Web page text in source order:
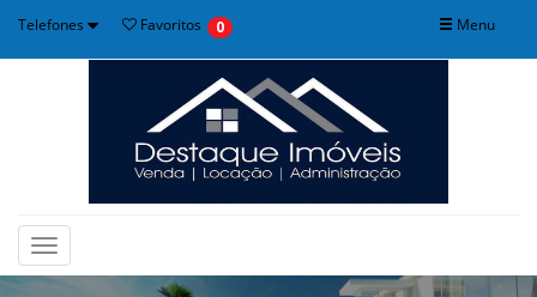
Telefones Favoritos 0 Menu
Toggle
navigation